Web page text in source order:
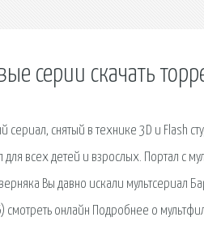
серии скачать
снятый в технике 3D и Flash
всех детей и взрослых. Портал с
Вы давно искали
онлайн Подробнее о